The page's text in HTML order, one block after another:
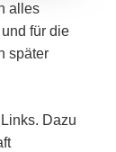
alles
für die
später
Dazu